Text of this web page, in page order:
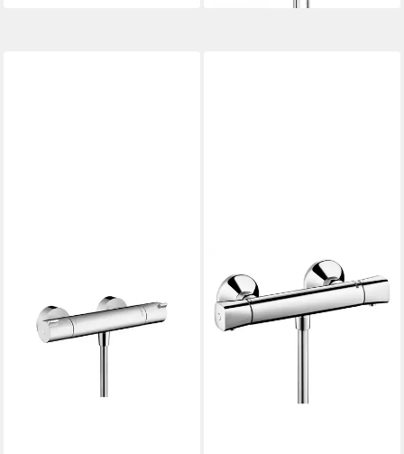
Brausethermostat Ecostat
Universal - Chrom
ab 165,15 €
UVP